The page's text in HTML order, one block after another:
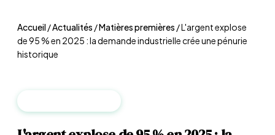
Accueil/Actualités /Matières premières /L'argent explose
de 95 % en 2025 : la demande industrielle crée une pénurie
historique